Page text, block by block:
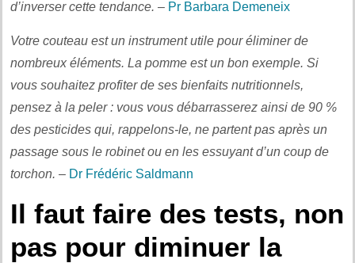
d’inverser cette tendance. – Pr Barbara Demeneix
Votre couteau est un instrument utile pour éliminer de
nombreux éléments. La pomme est un bon exemple. Si
vous souhaitez profiter de ses bienfaits nutritionnels,
pensez à la peler : vous vous débarrasserez ainsi de 90 %
des pesticides qui, rappelons-le, ne partent pas après un
passage sous le robinet ou en les essuyant d’un coup de
torchon. – Dr Frédéric Saldmann
Il faut faire des tests, non
pas pour diminuer la